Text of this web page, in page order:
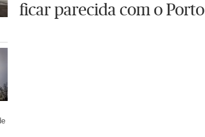
ficar parecida com o Porto